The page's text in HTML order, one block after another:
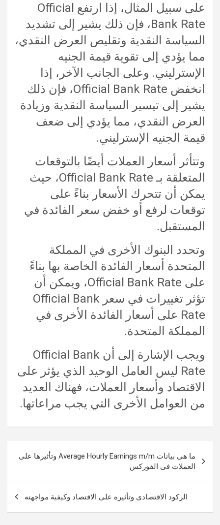
على سبيل المثال، إذا ارتفع Official
Bank Rate، فإن ذلك يشير إلى تشديد
السياسة النقدية وتقليص العرض النقدي،
مما يؤدي إلى تقوية قيمة الجنيه
الإسترليني. وعلى الجانب الآخر، إذا
انخفض Official Bank Rate، فإن ذلك
يشير إلى تيسير السياسة النقدية وزيادة
العرض النقدي، مما يؤدي إلى ضعف
قيمة الجنيه الإسترليني.
وتتأثر أسعار العملات أيضًا بالتوقعات
المتعلقة بـ Official Bank Rate، حيث
يمكن أن تتحرك الأسعار بناءً على
توقعات لرفع أو خفض سعر الفائدة في
المستقبل.
وتحدد البنوك الأخرى في المملكة
المتحدة أسعار الفائدة الخاصة بها بناءً
على Official Bank Rate، ويمكن أن
تؤثر تغييرات في سعر Official Bank
Rate على أسعار الفائدة الأخرى في
المملكة المتحدة.
ويجب الإشارة إلى أن Official Bank
Rate ليس العامل الوحيد الذي يؤثر على
الاقتصاد وأسعار العملات، فهناك العديد
من العوامل الأخرى التي يجب مراعاتها.
المقالات
ما هى بيانات Average Hourly Earnings m/m وتأثيرها على
العملات فى الفوركس
الركود الاقتصادى وتأثيره على الاقتصاد وكيفية مواجهته